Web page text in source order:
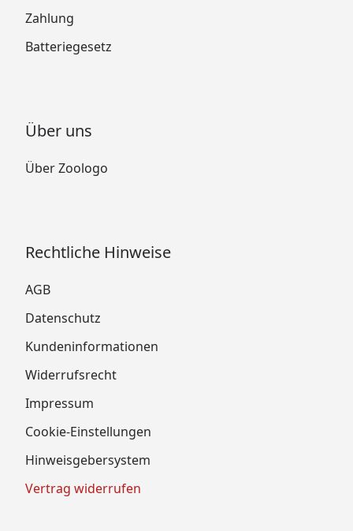
Zahlung
Batteriegesetz
Über uns
Über Zoologo
Rechtliche Hinweise
AGB
Datenschutz
Kundeninformationen
Widerrufsrecht
Impressum
Cookie-Einstellungen
Hinweisgebersystem
Vertrag widerrufen